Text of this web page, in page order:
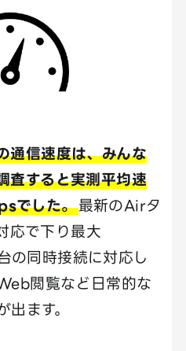
通信速度は、みんな
査すると実測平均速
でした。最新のAirタ
応で下り最大
の同時接続に対応し
閲覧など日常的な
ます。